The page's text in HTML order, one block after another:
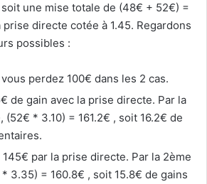
une mise totale de (48€ + 52€) =
directe cotée à 1.45. Regardons
possibles :
perdez 100€ dans les 2 cas.
de gain avec la prise directe. Par la
(52€ * 3.10) = 161.2€ , soit 16.2€ de
145€ par la prise directe. Par la 2ème
3.35) = 160.8€ , soit 15.8€ de gains